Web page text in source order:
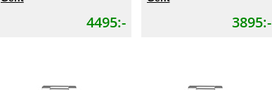
4495:- 3895:-